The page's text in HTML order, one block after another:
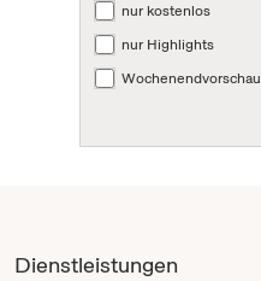
nur kostenlos
nur Highlights
Wochenendvorschau
Dienstleistungen